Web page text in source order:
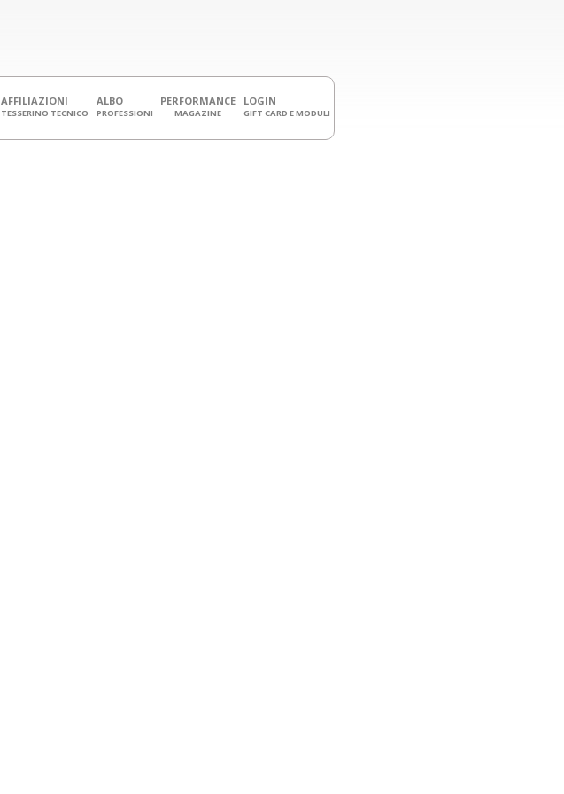
AFFILIAZIONI
TESSERINO TECNICO
ALBO
PROFESSIONI
PERFORMANCE
MAGAZINE
LOGIN
GIFT CARD E MODULI